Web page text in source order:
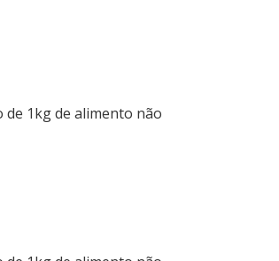
de 1kg de alimento não